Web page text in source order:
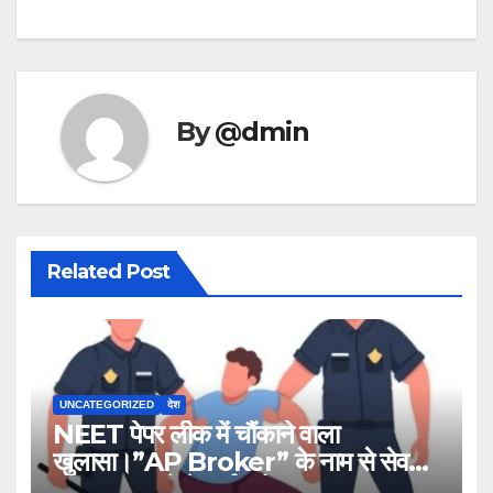
By@dmin
Related Post
UNCATEGORIZED देश
NEET पेपर लीक में चौंकाने वाला
खुलासा।”AP Broker” के नाम से सेव